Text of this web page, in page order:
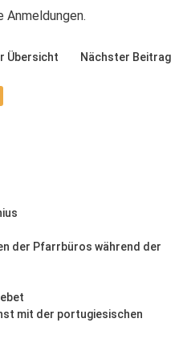
Anmeldungen.
Übersicht Nächster Beitrag
der Pfarrbüros während der
mit der portugiesischen